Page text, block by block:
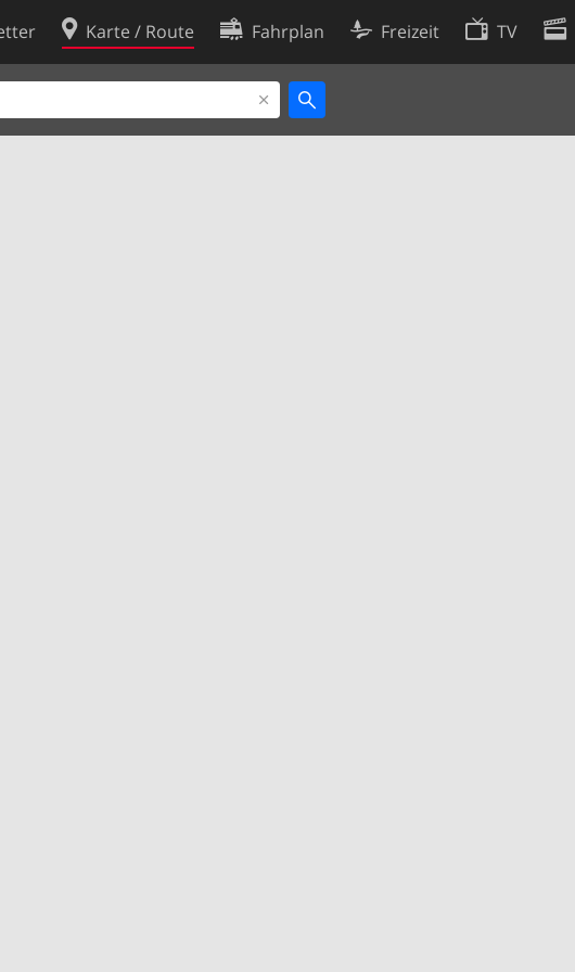
Karte / Route Fahrplan Freizeit TV
Cookie-Richtlinie
Cookie-Einstellungen